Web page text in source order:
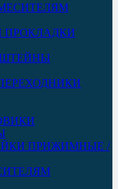
ПРОКЛАДКИ
ПРИЖИМНЫЕ /